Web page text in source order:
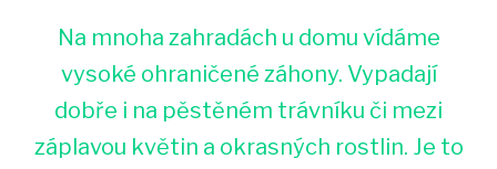
Na mnoha zahradách u domu vídáme
vysoké ohraničené záhony. Vypadají
dobře i na pěstěném trávníku či mezi
záplavou květin a okrasných rostlin. Je to